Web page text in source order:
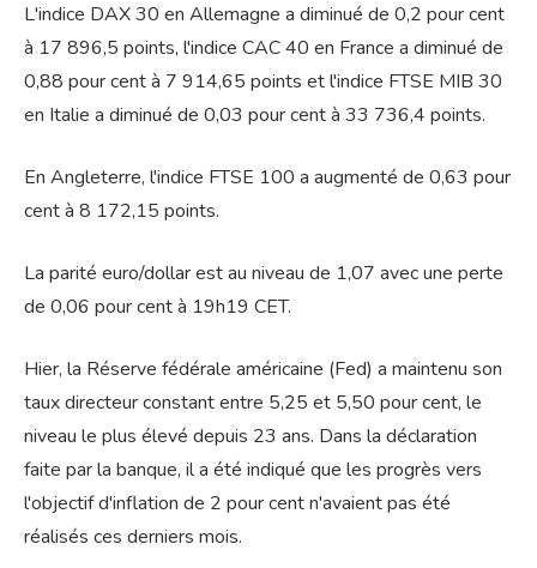
L'indice DAX 30 en Allemagne a diminué de 0,2 pour cent
à 17 896,5 points, l'indice CAC 40 en France a diminué de
0,88 pour cent à 7 914,65 points et l'indice FTSE MIB 30
en Italie a diminué de 0,03 pour cent à 33 736,4 points.
En Angleterre, l'indice FTSE 100 a augmenté de 0,63 pour
cent à 8 172,15 points.
La parité euro/dollar est au niveau de 1,07 avec une perte
de 0,06 pour cent à 19h19 CET.
Hier, la Réserve fédérale américaine (Fed) a maintenu son
taux directeur constant entre 5,25 et 5,50 pour cent, le
niveau le plus élevé depuis 23 ans. Dans la déclaration
faite par la banque, il a été indiqué que les progrès vers
l'objectif d'inflation de 2 pour cent n'avaient pas été
réalisés ces derniers mois.